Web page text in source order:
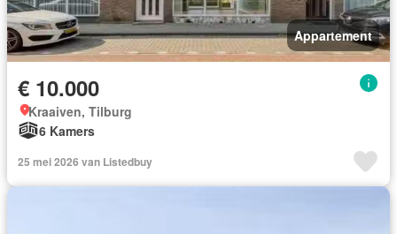
Appartement
€ 10.000
Kraaiven, Tilburg
6 Kamers
25 mei 2026 van Listedbuy